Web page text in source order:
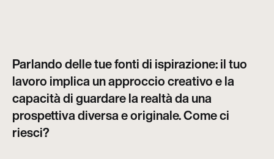
Parlando delle tue fonti di ispirazione: il tuo
lavoro implica un approccio creativo e la
capacità di guardare la realtà da una
prospettiva diversa e originale. Come ci
riesci?